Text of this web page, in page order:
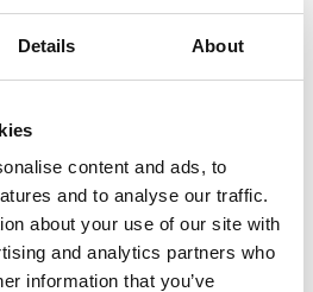
Details About
content and ads, to
and to analyse our traffic.
about your use of our site with
and analytics partners who
information that you’ve
1-3 werkdagen of afhalen in
klantenservice)